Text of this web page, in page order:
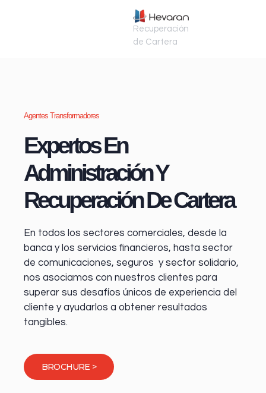
Recuperación
de Cartera
Agentes Transformadores
Expertos En
Administración Y
Recuperación De Cartera
En todos los sectores comerciales, desde la
banca y los servicios financieros, hasta sector
de comunicaciones, seguros y sector solidario,
nos asociamos con nuestros clientes para
superar sus desafíos únicos de experiencia del
cliente y ayudarlos a obtener resultados
tangibles.
BROCHURE >